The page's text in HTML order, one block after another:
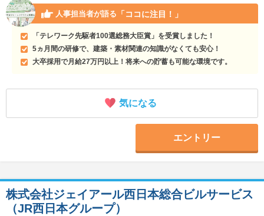
人事担当者が語る 「ココに注目！」
「テレワーク先駆者100選総務大臣賞」を受賞しました！
5ヵ月間の研修で、建築・素材関連の知識がなくても安心！
大卒採用で月給27万円以上！将来への貯蓄も可能な環境です。
気になる
エントリー
株式会社ジェイアール西日本総合ビルサービス
（JR西日本グループ）